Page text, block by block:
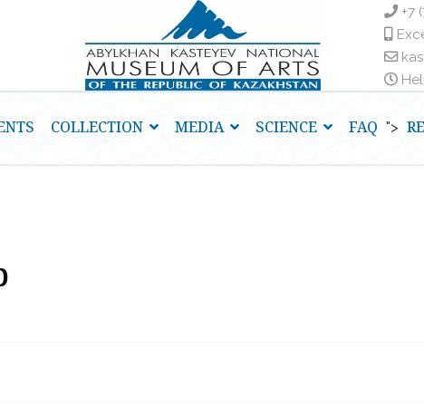
+7
COLLECTION MEDIA SCIENCE FAQ ">